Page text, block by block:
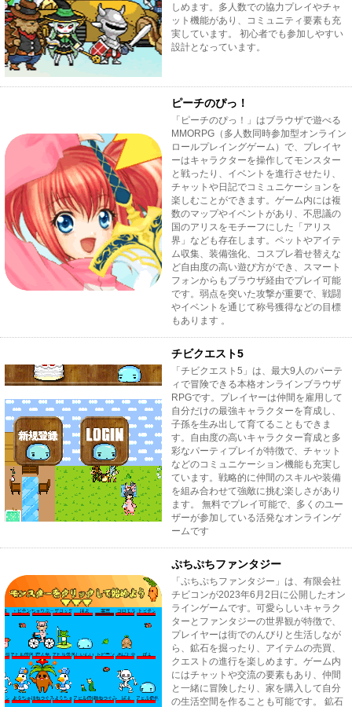
しめます。多人数での協力プレイやチャ
ット機能があり、コミュニティ要素も充
実しています。 初心者でも参加しやすい
設計となっています。
ピーチのぴっ！
「ピーチのぴっ！」はブラウザで遊べる
MMORPG（多人数同時参加型オンライン
ロールプレイングゲーム）で、プレイヤ
ーはキャラクターを操作してモンスター
と戦ったり、イベントを進行させたり、
チャットや日記でコミュニケーションを
楽しむことができます。ゲーム内には複
数のマップやイベントがあり、不思議の
国のアリスをモチーフにした「アリス
界」なども存在します。ペットやアイテ
ム収集、装備強化、コスプレ着せ替えな
ど自由度の高い遊び方ができ、スマート
フォンからもブラウザ経由でプレイ可能
です。弱点を突いた攻撃が重要で、戦闘
やイベントを通じて称号獲得などの目標
もあります 。
チビクエスト5
「チビクエスト5」は、最大9人のパーテ
ィで冒険できる本格オンラインブラウザ
RPGです。プレイヤーは仲間を雇用して
自分だけの最強キャラクターを育成し、
子孫を生み出して育てることもできま
す。自由度の高いキャラクター育成と多
彩なパーティプレイが特徴で、チャット
などのコミュニケーション機能も充実し
ています。戦略的に仲間のスキルや装備
を組み合わせて強敵に挑む楽しさがあり
ます。 無料でプレイ可能で、多くのユー
ザーが参加している活発なオンラインゲ
ームです
ぷちぷちファンタジー
「ぷちぷちファンタジー」は、有限会社
チビコンが2023年6月2日に公開したオン
ラインゲームです。可愛らしいキャラク
ターとファンタジーの世界観が特徴で、
プレイヤーは街でのんびりと生活しなが
ら、鉱石を掘ったり、アイテムの売買、
クエストの進行を楽しめます。ゲーム内
にはチャットや交流の要素もあり、仲間
と一緒に冒険したり、家を購入して自分
の生活空間を作ることも可能です。 鉱石